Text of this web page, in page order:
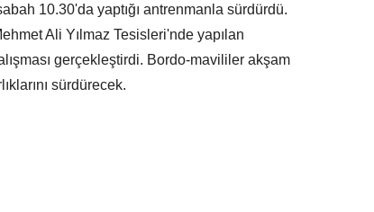
10.30'da yaptığı antrenmanla sürdürdü.
Ali Yılmaz Tesisleri'nde yapılan
gerçekleştirdi. Bordo-mavililer akşam
sürdürecek.